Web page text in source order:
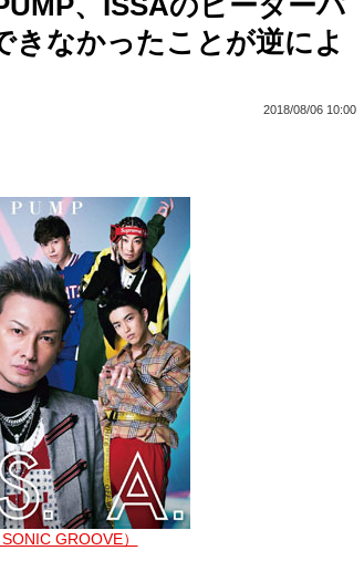
きなかったことが逆によ
2018/08/06 10:00
GROOVE）